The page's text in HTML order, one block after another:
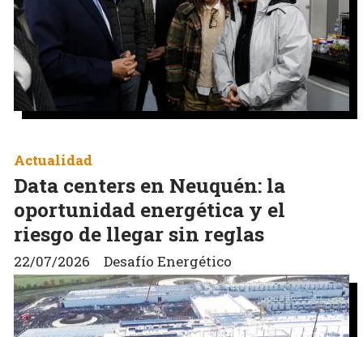
Data centers en Neuquén: la
oportunidad energética y el
riesgo de llegar sin reglas
Desafío Energético
Actualidad
22/07/2026